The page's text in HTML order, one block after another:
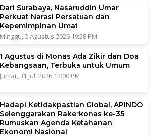
Dari Surabaya, Nasaruddin Umar
Perkuat Narasi Persatuan dan
Kepemimpinan Umat
Minggu, 2 Agustus 2026 19:58 PM
1 Agustus di Monas Ada Zikir dan Doa
Kebangsaan, Terbuka untuk Umum
Jumat, 31 Juli 2026 12:00 PM
Hadapi Ketidakpastian Global, APINDO
Selenggarakan Rakerkonas ke-35
Rumuskan Agenda Ketahanan
Ekonomi Nasional